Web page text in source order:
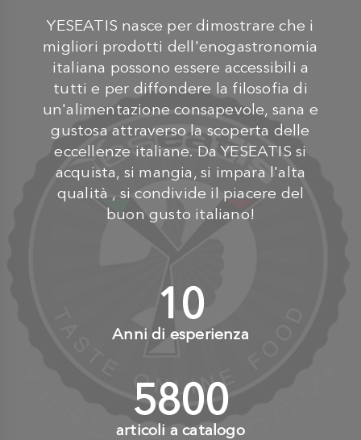
YESEATIS nasce per dimostrare che i
migliori prodotti dell'enogastronomia
italiana possono essere accessibili a
tutti e per diffondere la filosofia di
un'alimentazione consapevole, sana e
gustosa attraverso la scoperta delle
eccellenze italiane. Da YESEATIS si
acquista, si mangia, si impara l'alta
qualità , si condivide il piacere del
buon gusto italiano!
10+
Anni di esperienza
6000+
articoli a catalogo